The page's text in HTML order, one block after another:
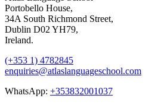
Portobello House,
34A South Richmond Street,
Dublin D02 YH79,
Ireland.
(+353 1) 4782845
enquiries@atlaslanguageschool.com
WhatsApp: +353832001037